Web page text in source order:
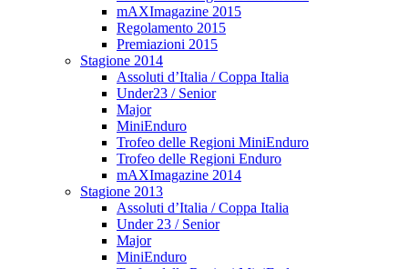
mAXImagazine 2015
Regolamento 2015
Premiazioni 2015
Stagione 2014
Assoluti d’Italia / Coppa Italia
Under23 / Senior
Major
MiniEnduro
Trofeo delle Regioni MiniEnduro
Trofeo delle Regioni Enduro
mAXImagazine 2014
Stagione 2013
Assoluti d’Italia / Coppa Italia
Under 23 / Senior
Major
MiniEnduro